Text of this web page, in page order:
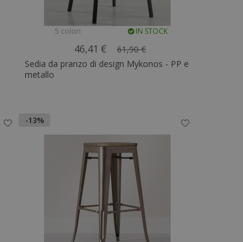
5 colori IN STOCK
46,41 €
61,90 €
Sedia da pranzo di design Mykonos - PP e
metallo
-13%